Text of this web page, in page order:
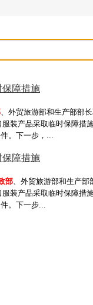
保障措施
、外贸旅游部和生产部部
装产品采取临时保障措
。下一步，...
保障措施
部、外贸旅游部和生产部
装产品采取临时保障措
。下一步...